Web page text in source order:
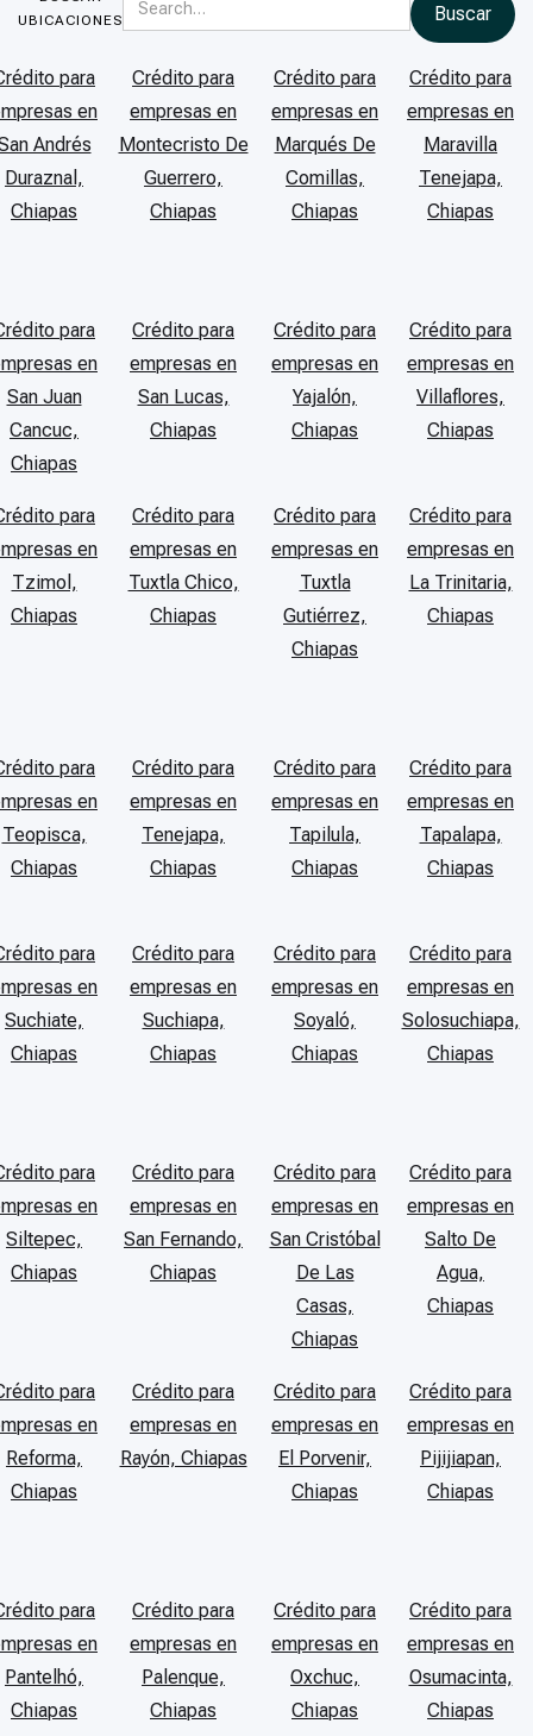
UBICACIONES
para
en
Andrés
Duraznal,
Chiapas
Crédito para
empresas en
Montecristo De
Guerrero,
Chiapas
Crédito para
empresas en
Marqués De
Comillas,
Chiapas
Crédito para
empresas en
Maravilla
Tenejapa,
Chiapas
para
en
San Juan
Cancuc,
Chiapas
Crédito para
empresas en
San Lucas,
Chiapas
Crédito para
empresas en
Yajalón,
Chiapas
Crédito para
empresas en
Villaflores,
Chiapas
para
en
Tzimol,
Chiapas
Crédito para
empresas en
Tuxtla Chico,
Chiapas
Crédito para
empresas en
Tuxtla
Gutiérrez,
Chiapas
Crédito para
empresas en
La Trinitaria,
Chiapas
para
en
Teopisca,
Chiapas
Crédito para
empresas en
Tenejapa,
Chiapas
Crédito para
empresas en
Tapilula,
Chiapas
Crédito para
empresas en
Tapalapa,
Chiapas
para
en
Suchiate,
Chiapas
Crédito para
empresas en
Suchiapa,
Chiapas
Crédito para
empresas en
Soyaló,
Chiapas
Crédito para
empresas en
Solosuchiapa,
Chiapas
para
en
Siltepec,
Chiapas
Crédito para
empresas en
San Fernando,
Chiapas
Crédito para
empresas en
San Cristóbal
De Las
Casas,
Chiapas
Crédito para
empresas en
Salto De
Agua,
Chiapas
para
en
Reforma,
Chiapas
Crédito para
empresas en
Rayón, Chiapas
Crédito para
empresas en
El Porvenir,
Chiapas
Crédito para
empresas en
Pijijiapan,
Chiapas
para
en
Pantelhó,
Chiapas
Crédito para
empresas en
Palenque,
Chiapas
Crédito para
empresas en
Oxchuc,
Chiapas
Crédito para
empresas en
Osumacinta,
Chiapas